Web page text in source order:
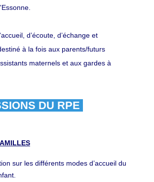
d’écoute, d’échange et
à la fois aux parents/futurs
maternels et aux gardes à
DU RPE
sur les différents modes d’accueil du